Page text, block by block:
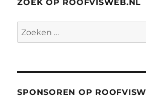
ZOEK OP ROOFVISWEB.NL
Zoeken
naar:
SPONSOREN OP